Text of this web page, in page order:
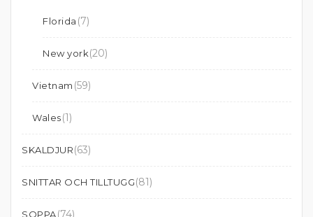
Florida (7)
New york(20)
Vietnam (59)
Wales(1)
SKALDJUR(63)
SNITTAR OCH TILLTUGG(81)
SOPPA(74)